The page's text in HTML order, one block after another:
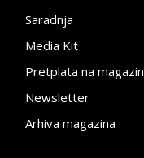
Saradnja
Media Kit
Pretplata na magazin
Newsletter
Arhiva magazina